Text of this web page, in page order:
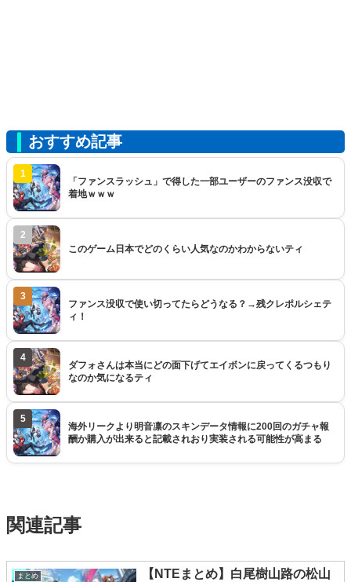
おすすめ記事
1
「ファンスラッシュ」で得した一部ユーザーのファンス没収で
着地ｗｗｗ
2
このゲーム日本でどのくらい人気なのかわからないティ
3
ファンス没収で使い切ってたらどうなる？→残クレポルシェテ
ィ！
4
ダフォさんは本当にどの面下げてエイボンに戻ってくるつもり
なのか気になるティ
5
海外リークより明音凛のスキンデータ情報に200回のガチャ報
酬か購入が出来ると記載されおり実装される可能性が高まる
関連記事
まとめ
【NTEまとめ】白尾樹山路の松山